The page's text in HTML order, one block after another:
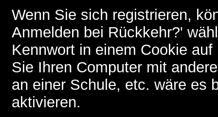
Wenn Sie sich registrieren,
Anmelden bei Rückkehr?'
Kennwort in einem Cookie
Sie Ihren Computer mit
an einer Schule, etc. wäre es
aktivieren.